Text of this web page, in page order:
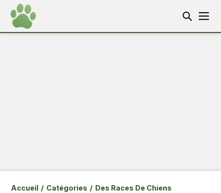
Accueil / Catégories / Des Races De Chiens